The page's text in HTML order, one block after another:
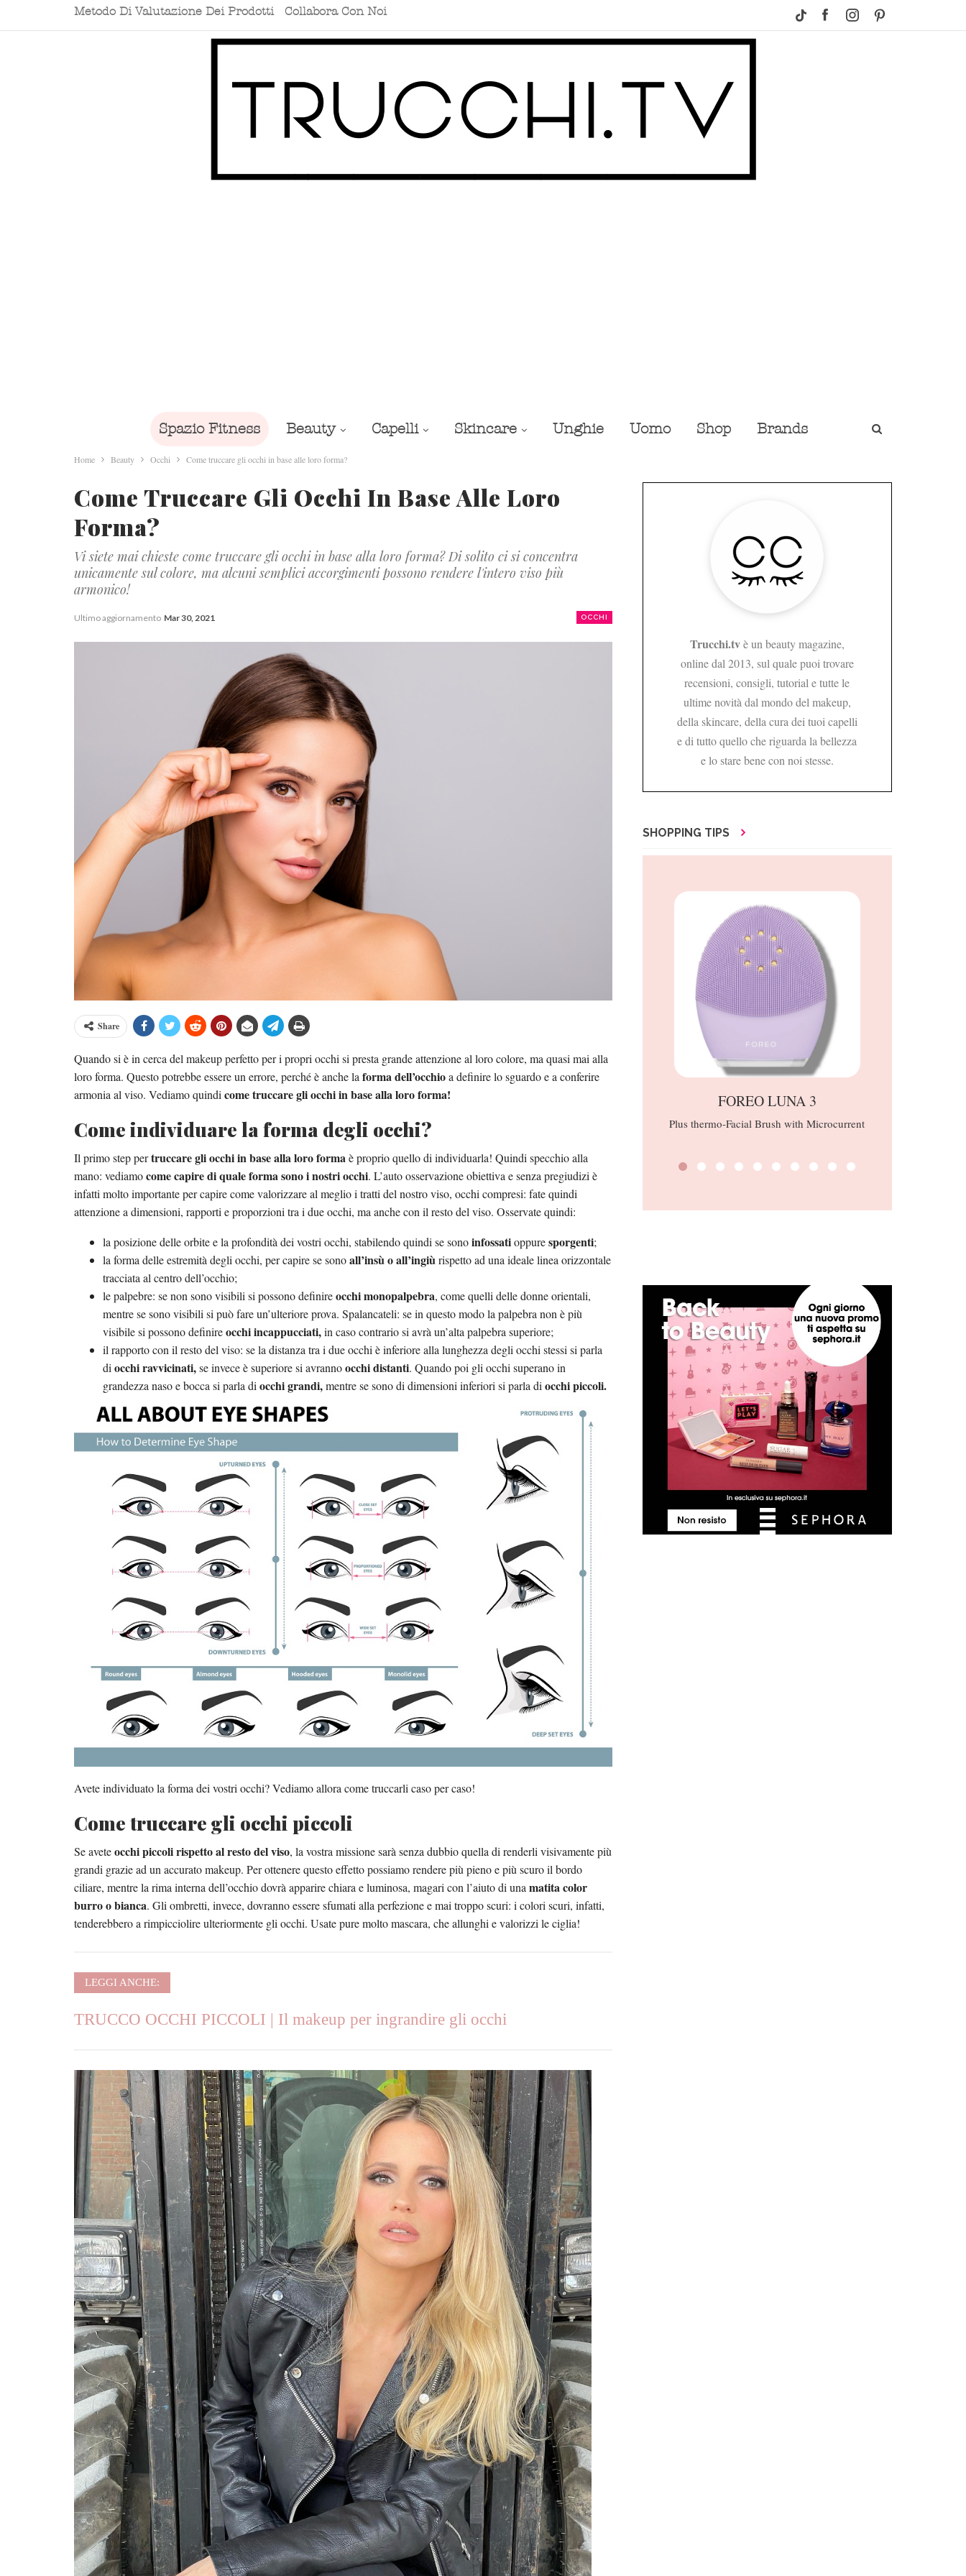
Metodo Di Valutazione Dei Prodotti Collabora Con Noi
Spazio Fitness Beauty Capelli Skincare Unghie Uomo Shop Brands
Home Beauty Occhi Come truccare gli occhi in base alle loro forma?
Come Truccare Gli Occhi In Base Alle Loro
Forma?
Vi siete mai chieste come truccare gli occhi in base alla loro forma? Di solito ci si concentra
unicamente sul colore, ma alcuni semplici accorgimenti possono rendere l'intero viso più
armonico!
OCCHI
Ultimo aggiornamento Mar 30, 2021
Share
Quando si è in cerca del makeup perfetto per i propri occhi si presta grande attenzione al loro colore, ma quasi mai alla
loro forma. Questo potrebbe essere un errore, perché è anche la forma dell’occhioa definire lo sguardo e a conferire
armonia al viso. Vediamo quindi come truccare gli occhi in base alla loro forma!
Come individuare la forma degli occhi?
Il primo step pertruccare gli occhi in base alla loro formaè proprio quello di individuarla! Quindi specchio alla
mano: vediamocome capire di quale forma sono i nostri occhi. L’auto osservazione obiettiva e senza pregiudizi è
infatti molto importante per capire come valorizzare al meglio i tratti del nostro viso, occhi compresi: fate quindi
attenzione a dimensioni, rapporti e proporzioni tra i due occhi, ma anche con il resto del viso. Osservate quindi:
la posizione delle orbite e la profondità dei vostri occhi, stabilendo quindi se sonoinfossatioppuresporgenti;
la forma delle estremità degli occhi, per capire se sonoall’insù o all’ingiùrispetto ad una ideale linea orizzontale
tracciata al centro dell’occhio;
le palpebre: se non sono visibili si possono definireocchi monopalpebra, come quelli delle donne orientali,
mentre se sono visibili si può fare un’ulteriore prova. Spalancateli: se in questo modo la palpebra non è più
visibile si possono definireocchi incappucciati,in caso contrario si avrà un’alta palpebra superiore;
il rapporto con il resto del viso: se la distanza tra i due occhi è inferiore alla lunghezza degli occhi stessi si parla
di occhi ravvicinati,se invece è superiore si avrannoocchi distanti. Quando poi gli occhi superano in
grandezza naso e bocca si parla di occhi grandi,mentre se sono di dimensioni inferiori si parla di occhi piccoli.
Avete individuato la forma dei vostri occhi? Vediamo allora come truccarli caso per caso!
Come truccare gli occhi piccoli
Se aveteocchi piccoli rispetto al resto del viso, la vostra missione sarà senza dubbio quella di renderli visivamente più
grandi grazie ad un accurato makeup. Per ottenere questo effetto possiamo rendere più pieno e più scuro il bordo
ciliare, mentre la rima interna dell’occhio dovrà apparire chiara e luminosa, magari con l’aiuto di una matita color
burro o bianca. Gli ombretti, invece, dovranno essere sfumati alla perfezione e mai troppo scuri: i colori scuri, infatti,
tenderebbero a rimpicciolire ulteriormente gli occhi. Usate pure molto mascara, che allunghi e valorizzi le ciglia!
LEGGI ANCHE:
TRUCCO OCCHI PICCOLI | Il makeup per ingrandire gli occhi
Trucchi.tvè un beauty magazine,
online dal 2013, sul quale puoi trovare
recensioni, consigli, tutorial e tutte le
ultime novità dal mondo del makeup,
della skincare, della cura dei tuoi capelli
e di tutto quello che riguarda la bellezza
e lo stare bene con noi stesse.
SHOPPING TIPS
FOREO LUNA 3
Plus thermo-Facial Brush with Microcurrent